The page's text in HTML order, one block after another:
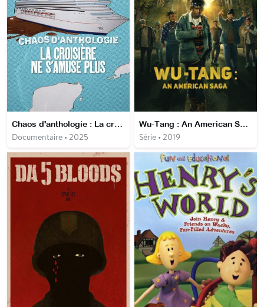
Chaos d'anthologie : La croisière ne s'amuse plus
Documentaire • 2025
Wu-Tang : An American Saga
Série • 2019